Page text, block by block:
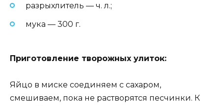
разрыхлитель — ч. л.;
мука — 300 г.
Приготовление творожных улиток:
Яйцо в миске соединяем с сахаром,
смешиваем, пока не растворятся песчинки. К